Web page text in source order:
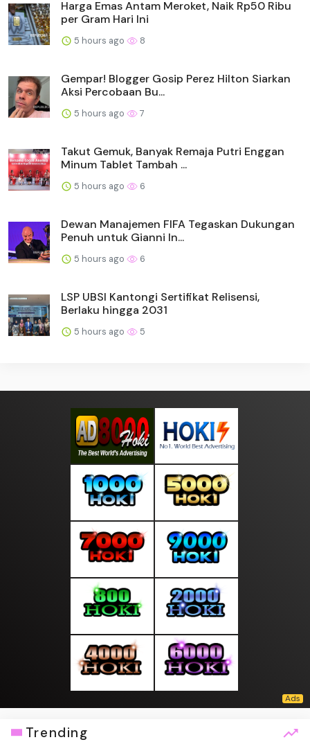
Harga Emas Antam Meroket, Naik Rp50 Ribu
per Gram Hari Ini
5 hours ago 8
Gempar! Blogger Gosip Perez Hilton Siarkan
Aksi Percobaan Bu...
5 hours ago 7
Takut Gemuk, Banyak Remaja Putri Enggan
Minum Tablet Tambah ...
5 hours ago 6
Dewan Manajemen FIFA Tegaskan Dukungan
Penuh untuk Gianni In...
5 hours ago 6
LSP UBSI Kantongi Sertifikat Relisensi,
Berlaku hingga 2031
5 hours ago 5
Trending